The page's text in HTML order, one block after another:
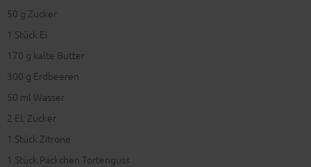
50 g Zucker
1 Stück Ei
170 g kalte Butter
300 g Erdbeeren
50 ml Wasser
2 EL Zucker
1 Stück Zitrone
1 Stück Päckchen Tortenguss